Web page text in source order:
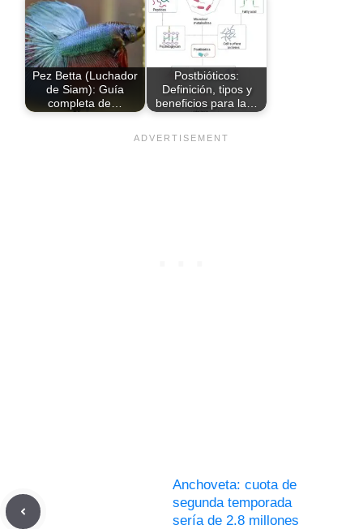
Pez Betta (Luchador
de Siam): Guía
completa de…
Postbióticos:
Definición, tipos y
beneficios para la…
Anchoveta: cuota de
segunda temporada
sería de 2.8 millones